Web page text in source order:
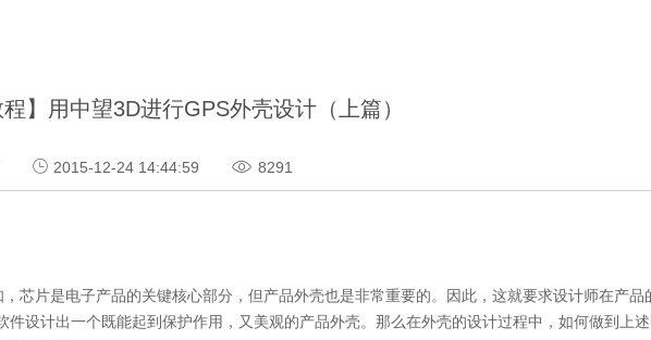
】用中望3D进行GPS外壳设计（上篇）
2015-12-24 14:44:59 8291
，芯片是电子产品的关键核心部分，但产品外壳也是非常重要的。因此，这就要求设计师在产
件设计出一个既能起到保护作用，又美观的产品外壳。那么在外壳的设计过程中，如何做到上述